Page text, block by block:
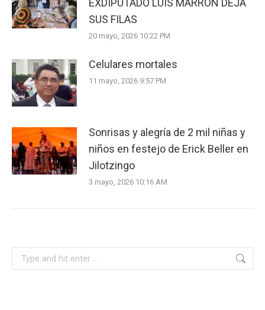
EXDIPUTADO LUIS MARRÓN DEJA
SUS FILAS
20 mayo, 2026 10:22 PM
Celulares mortales
11 mayo, 2026 9:57 PM
Sonrisas y alegría de 2 mil niñas y
niños en festejo de Erick Beller en
Jilotzingo
3 mayo, 2026 10:16 AM